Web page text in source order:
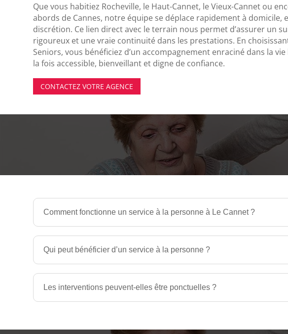
Que vous habitiez Rocheville, le Haut-Cannet, le Vieux-Cannet ou
abords de Cannes, notre équipe se déplace rapidement à domicile,
discrétion. Ce lien direct avec le terrain nous permet d’assurer un
rigoureux et une vraie continuité dans les prestations. En
Seniors, vous bénéficiez d’un accompagnement enraciné dans la vie
la fois accessible, bienveillant et digne de confiance.
CONTACTEZ VOTRE AGENCE
Comment fonctionne un service à la personne à Le Cannet ?
Qui peut bénéficier d’un service à la personne ?
Les interventions peuvent-elles être ponctuelles ?